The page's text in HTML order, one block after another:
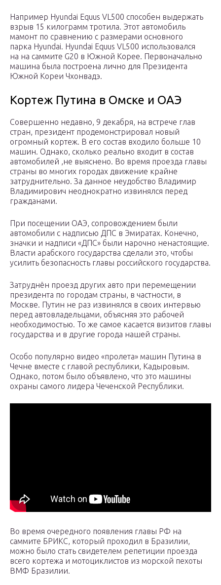
Например Hyundai Equus VL500 способен выдержать
взрыв 15 килограмм тротила. Этот автомобиль
мамонт по сравнению с размерами основного
парка Hyundai. Hyundai Equus VL500 использовался
на на саммите G20 в Южной Корее. Первоначально
машина была построена лично для Президента
Южной Кореи Чхонвадэ.
Кортеж Путина в Омске и ОАЭ
Совершенно недавно, 9 декабря, на встрече глав
стран, президент продемонстрировал новый
огромный кортеж. В его состав входило больше 10
машин. Однако, сколько реально входит в состав
автомобилей ,не выяснено. Во время проезда главы
страны во многих городах движение крайне
затруднительно. За данное неудобство Владимир
Владимирович неоднократно извинялся перед
гражданами.
При посещении ОАЭ, сопровождением были
автомобили с надписью ДПС в Эмиратах. Конечно,
значки и надписи «ДПС» были нарочно ненастоящие.
Власти арабского государства сделали это, чтобы
усилить безопасность главы российского государства.
Затруднён проезд других авто при перемещении
президента по городам страны, в частности, в
Москве. Путин не раз извинялся в своих интервью
перед автовладельцами, объясняя это рабочей
необходимостью. То же самое касается визитов главы
государства и в другие города нашей страны.
Особо популярно видео «пролета» машин Путина в
Чечне вместе с главой республики, Кадыровым.
Однако, потом было объявлено, что это машины
охраны самого лидера Чеченской Республики.
Во время очередного появления главы РФ на
саммите БРИКС, который проходил в Бразилии,
можно было стать свидетелем репетиции проезда
всего кортежа и мотоциклистов из морской пехоты
ВМФ Бразилии.